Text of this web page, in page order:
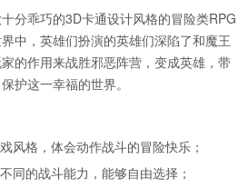
分乖巧的3D卡通设计风格的冒险类RPG
中，英雄们扮演的英雄们深陷了和魔王
的作用来战胜邪恶阵营，变成英雄，带
护这一幸福的世界。
风格，体会动作战斗的冒险快乐；
同的战斗能力，能够自由选择；